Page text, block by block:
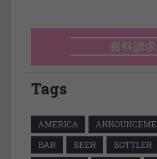
資料請
Tags
AMERICA
BAR
BEER BOTTLER